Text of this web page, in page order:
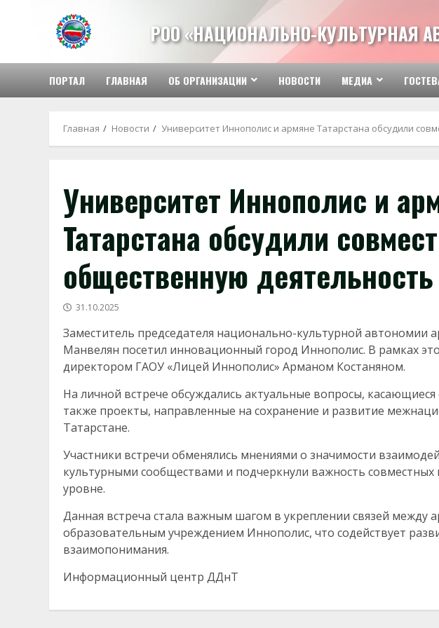
содержимому
РОО «НАЦИОНАЛЬНО-КУЛЬТУРНАЯ
ПОРТАЛ ГЛАВНАЯ ОБ ОРГАНИЗАЦИИ НОВОСТИ МЕДИА
Главная Новости Университет Иннополис и армяне Татарстана обсудили
Университет Иннополис и
Татарстана обсудили
общественную деятельность
31.10.2025
Заместитель председателя национально-культурной автономии
Манвелян посетил инновационный город Иннополис. В рамках
директором ГАОУ «Лицей Иннополис» Арманом Костаняном.
На личной встрече обсуждались актуальные вопросы,
также проекты, направленные на сохранение и развитие
Татарстане.
Участники встречи обменялись мнениями о значимости
культурными сообществами и подчеркнули важность совместных
уровне.
Данная встреча стала важным шагом в укреплении связей между
образовательным учреждением Иннополис, что содействует
взаимопонимания.
Информационный центр ДДнТ